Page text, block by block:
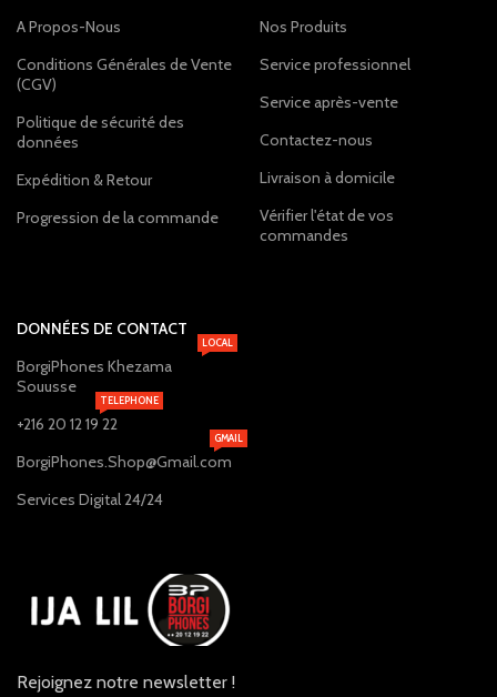
A Propos-Nous
Conditions Générales de Vente
(CGV)
Politique de sécurité des
données
Expédition & Retour
Progression de la commande
Nos Produits
Service professionnel
Service après-vente
Contactez-nous
Livraison à domicile
Vérifier l'état de vos
commandes
DONNÉES DE CONTACT
BorgiPhones Khezama
Souusse
LOCAL
+216 20 12 19 22
TELEPHONE
BorgiPhones.Shop@Gmail.com
GMAIL
Services Digital 24/24
Rejoignez notre newsletter !